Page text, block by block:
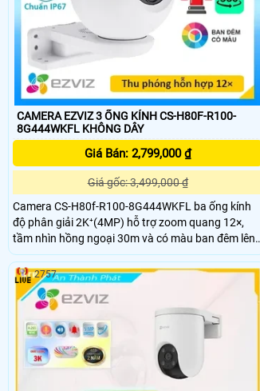
CAMERA EZVIZ 3 ỐNG KÍNH CS-H80F-R100-
8G444WKFL KHÔNG DÂY
Giá Bán: 2,799,000 ₫
Giá gốc: 3,499,000 ₫
Camera CS-H80f-R100-8G444WKFL ba ống kính
độ phân giải 2K⁺(4MP) hỗ trợ zoom quang 12×,
tầm nhìn hồng ngoại 30m và có màu ban đêm lên
đến 20m. Camera quay xoay 360° tích hợp đàm
thoại hai chiều, còi báo động và đèn chớp giúp
tăng cường an ninh. Chuẩn IP67 đảm bảo khả
năng chống bụi, nước, hoạt động bền bỉ trong mọi
điều kiện thời tiết.
2757